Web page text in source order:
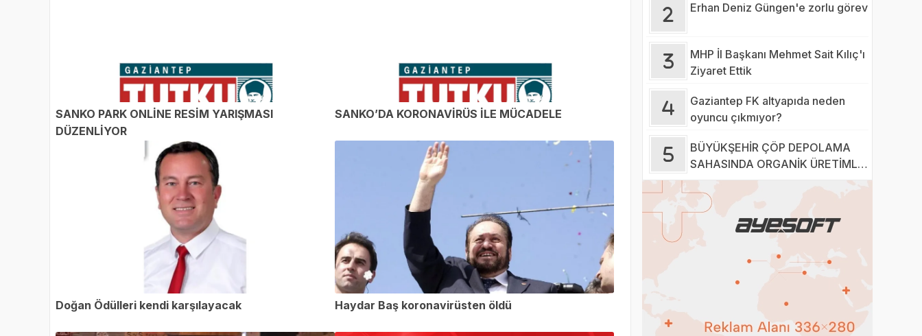
SANKO PARK ONLİNE RESİM YARIŞMASI
DÜZENLİYOR
SANKO’DA KORONAVİRÜS İLE MÜCADELE
Doğan Ödülleri kendi karşılayacak Haydar Baş koronavirüsten öldü
Erhan Deniz Güngen'e zorlu görev
MHP İl Başkanı Mehmet Sait Kılıç'ı
Ziyaret Ettik
Gaziantep FK altyapıda neden
oyuncu çıkmıyor?
BÜYÜKŞEHİR ÇÖP DEPOLAMA
SAHASINDA ORGANİK ÜRETİMLE
YILDA 28 TON HASAT YAPIYOR